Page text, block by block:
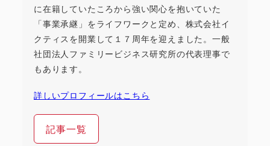
に在籍していたころから強い関心を抱いていた
「事業承継」をライフワークと定め、株式会社イ
クティスを開業して１７周年を迎えました。一般
社団法人ファミリービジネス研究所の代表理事で
もあります。
詳しいプロフィールはこちら
記事一覧